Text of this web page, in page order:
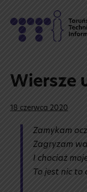
content
Wiersze
18 czerwca 2020
Zamykam
Zagryzam
I chociaż
To jest nic to